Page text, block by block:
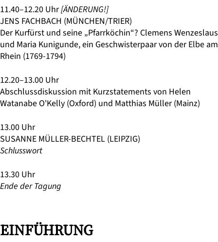
11.40–12.20 Uhr[ÄNDERUNG!]
JENS FACHBACH (MÜNCHEN/TRIER)
Der Kurfürst und seine „Pfarrköchin“? Clemens Wenzeslaus
und Maria Kunigunde, ein Geschwisterpaar von der Elbe am
Rhein (1769-1794)
12.20–13.00 Uhr
Abschlussdiskussion mit Kurzstatements von Helen
Watanabe O'Kelly (Oxford) und Matthias Müller (Mainz)
13.00 Uhr
SUSANNE MÜLLER-BECHTEL (LEIPZIG)
Schlusswort
13.30 Uhr
Ende der Tagung
EINFÜHRUNG